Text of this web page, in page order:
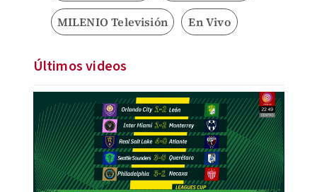
MILENIO Televisión En Vivo
Últimos videos